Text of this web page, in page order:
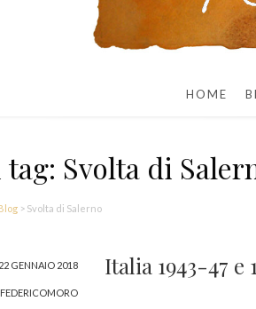
HOME
Svolta di
> Svolta di Salerno
22 GENNAIO 2018
FEDERICOMORO
Italia 1943-47 e